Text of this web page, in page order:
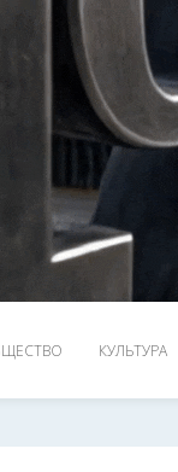
КУЛЬТУРА